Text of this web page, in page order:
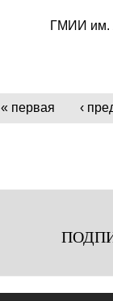
ГМИИ им.
« первая ‹